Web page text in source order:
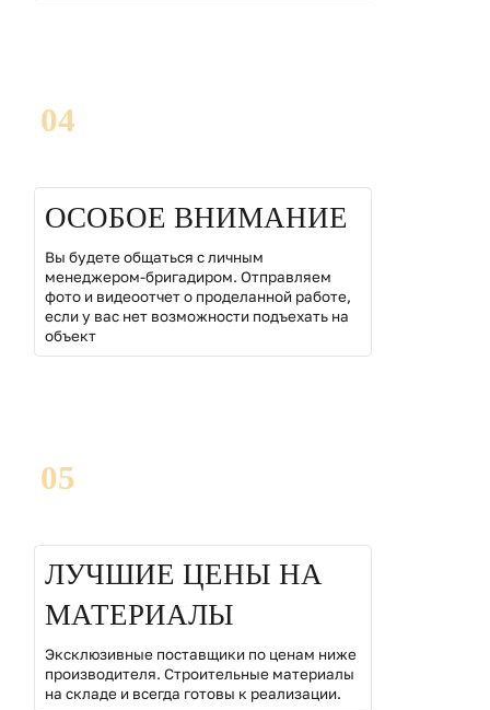
04
ОСОБОЕ ВНИМАНИЕ
Вы будете общаться с личным
менеджером-бригадиром. Отправляем
фото и видеоотчет о проделанной работе,
если у вас нет возможности подъехать на
объект
05
ЛУЧШИЕ ЦЕНЫ НА
МАТЕРИАЛЫ
Эксклюзивные поставщики по ценам ниже
производителя. Строительные материалы
на складе и всегда готовы к реализации.